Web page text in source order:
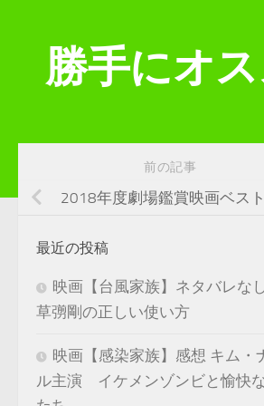
勝手にオ
前の記事
2018年度劇場鑑賞映画ベス
最近の投稿
映画【台風家族】ネタバレな
草彅剛の正しい使い方
映画【感染家族】感想 キム・
ル主演 イケメンゾンビと愉快